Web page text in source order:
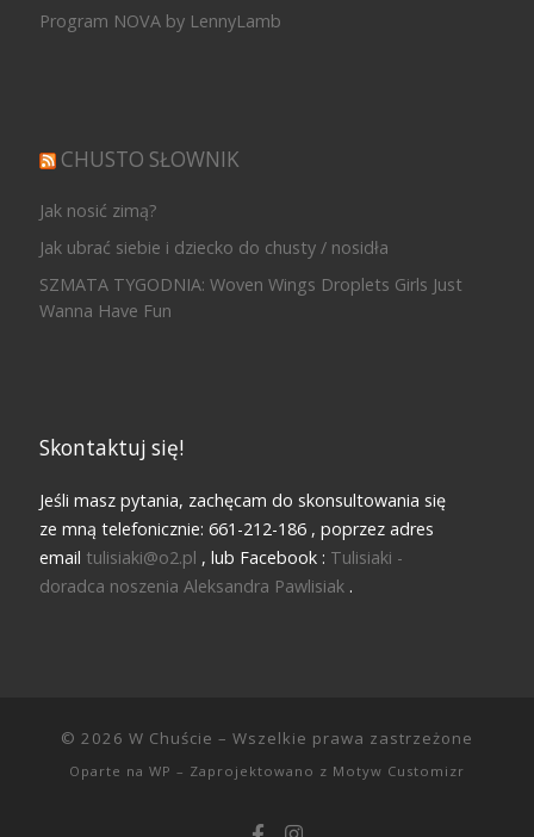
Program NOVA by LennyLamb
CHUSTO SŁOWNIK
Jak nosić zimą?
Jak ubrać siebie i dziecko do chusty / nosidła
SZMATA TYGODNIA: Woven Wings Droplets Girls Just
Wanna Have Fun
Skontaktuj się!
Jeśli masz pytania, zachęcam do skonsultowania się
ze mną telefonicznie: 661-212-186 , poprzez adres
email tulisiaki@o2.pl , lub Facebook : Tulisiaki -
doradca noszenia Aleksandra Pawlisiak .
© 2026 W Chuście – Wszelkie prawa zastrzeżone
Oparte na WP – Zaprojektowano z Motyw Customizr